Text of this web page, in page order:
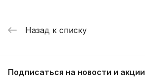
Назад к списку
Подписаться на новости и акции